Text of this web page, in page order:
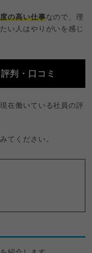
の高い仕事なので、理
い人はやりがいを感じ
判・口コミ
在働いている社員の評
てください。